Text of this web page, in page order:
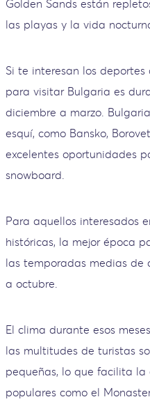
Golden Sands están
las playas y la vida
Si te interesan los
para visitar Bulgaria es
diciembre a marzo.
esquí, como Bansko,
excelentes oportunidades
snowboard.
Para aquellos interesados
históricas, la mejor época
las temporadas medias de
a octubre.
El clima durante esos
las multitudes de turistas
pequeñas, lo que facilita la
populares como el